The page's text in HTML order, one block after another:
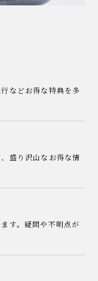
などお得な特典を多
盛り沢山なお得な情
す。疑問や不明点が